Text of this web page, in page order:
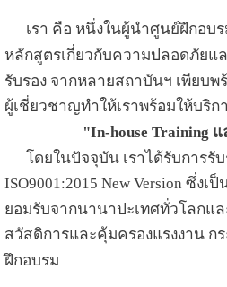
เรา คือ หนึ่งในผู้นำศูนย์ฝึกอบ
หลักสูตรเกี่ยวกับความปลอดภัยแ
รับรอง จากหลายสถาบันฯ เพียบพ
ผู้เชี่ยวชาญทำให้เราพร้อมให้บริก
"In-house Training แ
โดยในปัจจุบัน เราได้รับการ
ISO9001:2015 New Version ซึ่งเป็
ยอมรับจากนานาปะเทศทั่วโลกแล
สวัสดิการและคุ้มครองแรงงาน ก
ฝึกอบรม